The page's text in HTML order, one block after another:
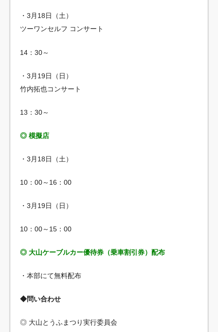
・3月18日（土）
ツーワンセルフ コンサート
14：30～
・3月19日（日）
竹内拓也コンサート
13：30～
◎ 模擬店
・3月18日（土）
10：00～16：00
・3月19日（日）
10：00～15：00
◎ 大山ケーブルカー優待券（乗車割引券）配布
・本部にて無料配布
◆問い合わせ
◎ 大山とうふまつり実行委員会